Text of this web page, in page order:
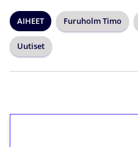
AIHEET Furuholm Timo
Uutiset